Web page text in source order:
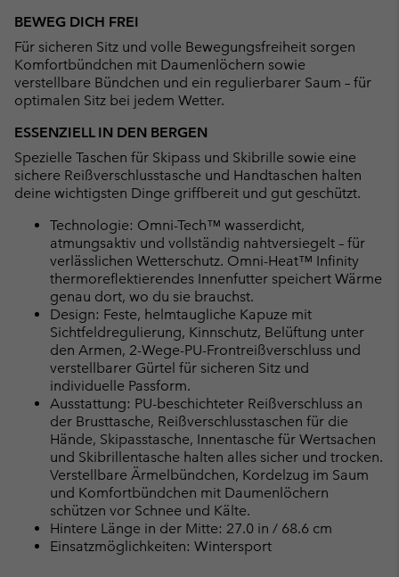
BEWEG DICH FREI
Für sicheren Sitz und volle Bewegungsfreiheit sorgen
Komfortbündchen mit Daumenlöchern sowie
verstellbare Bündchen und ein regulierbarer Saum – für
optimalen Sitz bei jedem Wetter.
ESSENZIELL IN DEN BERGEN
Spezielle Taschen für Skipass und Skibrille sowie eine
sichere Reißverschlusstasche und Handtaschen halten
deine wichtigsten Dinge griffbereit und gut geschützt.
Technologie: Omni-Tech™ wasserdicht,
atmungsaktiv und vollständig nahtversiegelt – für
verlässlichen Wetterschutz. Omni-Heat™ Infinity
thermoreflektierendes Innenfutter speichert Wärme
genau dort, wo du sie brauchst.
Design: Feste, helmtaugliche Kapuze mit
Sichtfeldregulierung, Kinnschutz, Belüftung unter
den Armen, 2-Wege-PU-Frontreißverschluss und
verstellbarer Gürtel für sicheren Sitz und
individuelle Passform.
Ausstattung: PU-beschichteter Reißverschluss an
der Brusttasche, Reißverschlusstaschen für die
Hände, Skipasstasche, Innentasche für Wertsachen
und Skibrillentasche halten alles sicher und trocken.
Verstellbare Ärmelbündchen, Kordelzug im Saum
und Komfortbündchen mit Daumenlöchern
schützen vor Schnee und Kälte.
Hintere Länge in der Mitte: 27.0 in / 68.6 cm
Einsatzmöglichkeiten: Wintersport